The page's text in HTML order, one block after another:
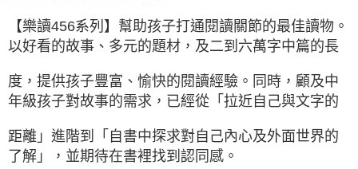
【樂讀456系列】幫助孩子打通閱讀關節的最佳讀物。
以好看的故事、多元的題材，及二到六萬字中篇的長
度，提供孩子豐富、愉快的閱讀經驗。同時，顧及中
年級孩子對故事的需求，已經從「拉近自己與文字的
距離」進階到「自書中探求對自己內心及外面世界的
了解」，並期待在書裡找到認同感。